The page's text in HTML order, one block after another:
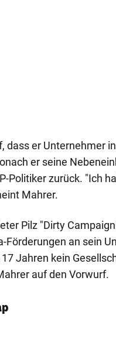
dass er Unternehmer
er seine
Politiker zurück. "Ich
Mahrer.
Pilz "Dirty
Förderungen an sein
Jahren kein
auf den Vorwurf.